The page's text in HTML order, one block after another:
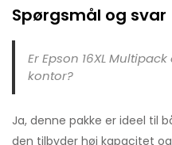
Spørgsmål og svar
Er Epson 16XL
kontor?
Ja, denne pakke er ideel til
den tilbyder høj kapacitet